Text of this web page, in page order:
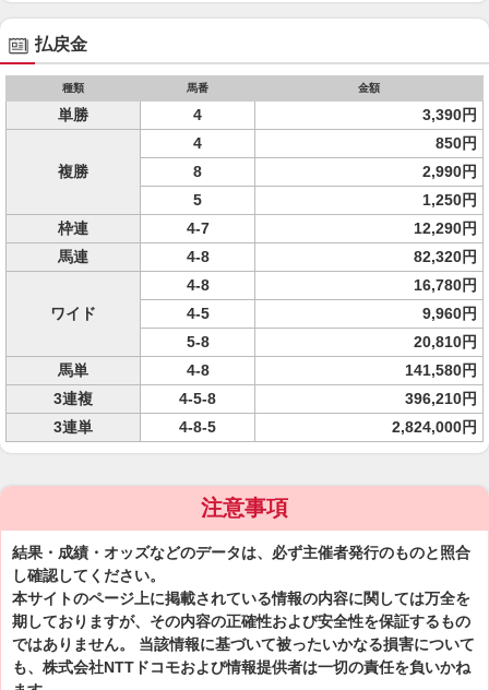
払戻金
種類 馬番 金額
単勝 4 3,390円
複勝
4
850円
8
2,990円
5
1,250円
枠連
4-7
12,290円
馬連
4-8 82,320円
ワイド
4-8
16,780円
4-5
9,960円
5-8
20,810円
馬単
4-8
141,580円
3連複
4-5-8
396,210円
3連単
4-8-5 2,824,000円
注意事項
結果・成績・オッズなどのデータは、必ず主催者発行のものと照合
し確認してください。
本サイトのページ上に掲載されている情報の内容に関しては万全を
期しておりますが、その内容の正確性および安全性を保証するもの
ではありません。 当該情報に基づいて被ったいかなる損害について
も、株式会社NTTドコモおよび情報提供者は一切の責任を負いかね